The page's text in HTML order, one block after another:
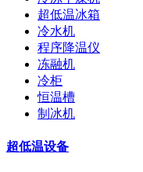
超低温冰箱
冷水机
程序降温仪
冻融机
冷柜
恒温槽
制冰机
超低温设备